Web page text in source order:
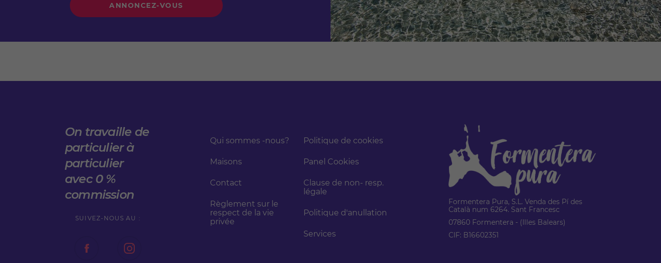
ANNONCEZ-VOUS
On travaille de
particulier à
particulier
avec 0 %
commission
SUIVEZ-NOUS AU :
Qui sommes -nous?
Maisons
Contact
Règlement sur le
respect de la vie
privée
Politique de cookies
Panel Cookies
Clause de non- resp.
légale
Politique d'anullation
Services
Formentera Pura, S.L. Venda des Pí des
Català num 6264. Sant Francesc
07860 Formentera - (Illes Balears)
CIF: B16602351